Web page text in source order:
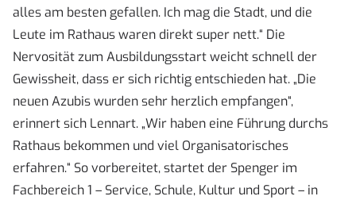
alles am besten gefallen. Ich mag die Stadt, und die
Leute im Rathaus waren direkt super nett.“ Die
Nervosität zum Ausbildungsstart weicht schnell der
Gewissheit, dass er sich richtig entschieden hat. „Die
neuen Azubis wurden sehr herzlich empfangen“,
erinnert sich Lennart. „Wir haben eine Führung durchs
Rathaus bekommen und viel Organisatorisches
erfahren.“ So vorbereitet, startet der Spenger im
Fachbereich 1 – Service, Schule, Kultur und Sport – in